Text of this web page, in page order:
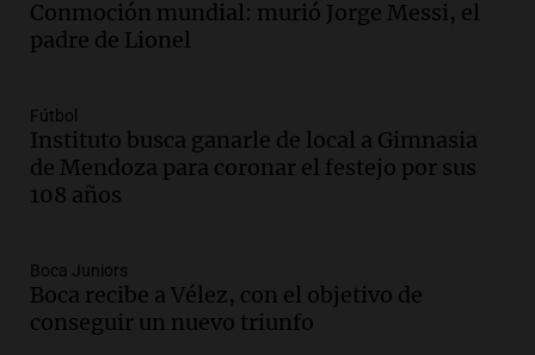
Audio.Mateo, a los 25 años, lucha
para poder seguir viviend
Una mañana para todos
Episodios
Audio.
Una mañana para todos
Episodios
Audio. Altas Cumbres: rescataron a una
Conmoción mundial: murió Jorge Messi, el
padre de Lionel
Fútbol
Instituto busca ganarle de local a Gimnasia
de Mendoza para coronar el festejo por sus
108 años
Boca Juniors
Boca recibe a Vélez, con el objetivo de
conseguir un nuevo triunfo